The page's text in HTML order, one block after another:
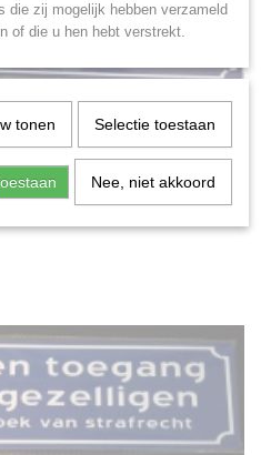
bord 40x10
die zij mogelijk hebben verzameld
of die u hen hebt verstrekt.
tonen Selectie toestaan
Nee, niet akkoord